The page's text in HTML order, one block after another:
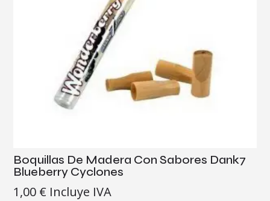
Boquillas De Madera Con Sabores Dank7
Blueberry Cyclones
1,00 € Incluye IVA